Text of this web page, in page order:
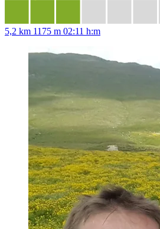
5,2 km 1175 m 02:11 h:m